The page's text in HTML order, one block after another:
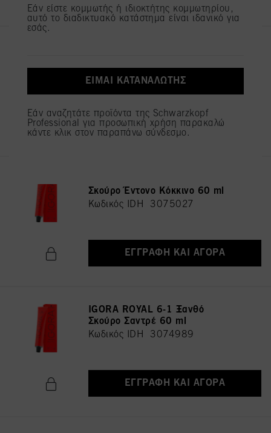
Κωδικός IDH 3075053
ΕΓΓΡΑΦΉ ΚΑΙ ΑΓΟΡΆ
Σκούρο Έντονο Κόκκινο 60 ml
Κωδικός IDH 3075027
ΕΓΓΡΑΦΉ ΚΑΙ ΑΓΟΡΆ
IGORA ROYAL 6-1 Ξανθό
Σκούρο Σαντρέ 60 ml
Κωδικός IDH 3074989
ΕΓΓΡΑΦΉ ΚΑΙ ΑΓΟΡΆ
Εάν είστε κομμωτής ή ιδιοκτήτης κομμωτηρίου,
αυτό το διαδικτυακό κατάστημα είναι ιδανικό για
εσάς.
ΕΊΜΑΙ ΚΑΤΑΝΑΛΩΤΉΣ
Εάν αναζητάτε προϊόντα της Schwarzkopf
Professional για προσωπική χρήση παρακαλώ
κάντε κλικ στον παραπάνω σύνδεσμο.